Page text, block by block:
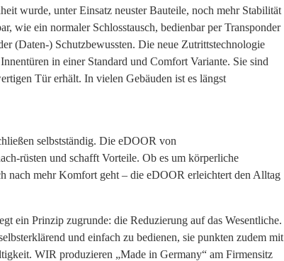
Suchen
wurde, unter Einsatz neuster Bauteile, noch mehr Stabilität
wie ein normaler Schlosstausch, bedienbar per Transponder
(Daten-) Schutzbewussten. Die neue Zutrittstechnologie
in einer Standard und Comfort Variante. Sie sind
Tür erhält. In vielen Gebäuden ist es längst
selbstständig. Die eDOOR von
rüsten und schafft Vorteile. Ob es um körperliche
nach mehr Komfort geht – die eDOOR erleichtert den Alltag
ein Prinzip zugrunde: die Reduzierung auf das Wesentliche.
und einfach zu bedienen, sie punkten zudem mit
WIR produzieren „Made in Germany“ am Firmensitz